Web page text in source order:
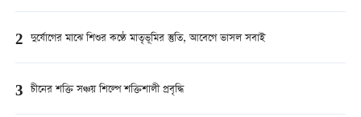
2 দুর্যোগের মাঝে শিশুর কণ্ঠে মাতৃভূমির স্তুতি, আবেগে ভাসল সবাই
3 চীনের শক্তি সঞ্চয় শিল্পে শক্তিশালী প্রবৃদ্ধি